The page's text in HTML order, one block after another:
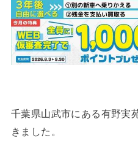
千葉県山武市にある有野実
きました。